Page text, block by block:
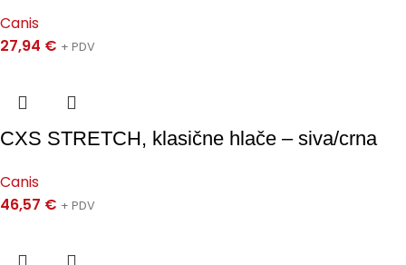
Canis
27,94 € + PDV
CXS STRETCH, klasične hlače – siva/crna
Canis
46,57 € + PDV